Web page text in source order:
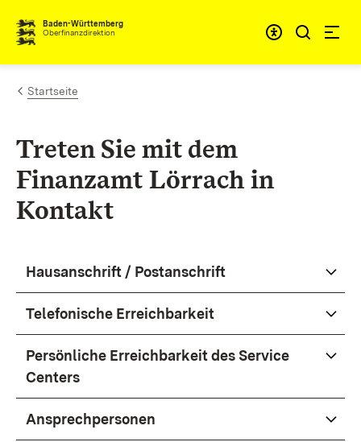
Zum Inhalt springen
Baden-Württemberg
Oberfinanzdirektion
Startseite
Treten Sie mit dem
Finanzamt Lörrach in
Kontakt
Hausanschrift / Postanschrift
Telefonische Erreichbarkeit
Persönliche Erreichbarkeit des Service
Centers
Ansprechpersonen